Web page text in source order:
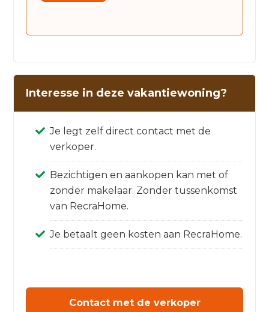
Interesse in deze vakantiewoning?
Je legt zelf direct contact met de
verkoper.
Bezichtigen en aankopen kan met of
zonder makelaar. Zonder tussenkomst
van RecraHome.
Je betaalt geen kosten aan RecraHome.
Contact met de verkoper